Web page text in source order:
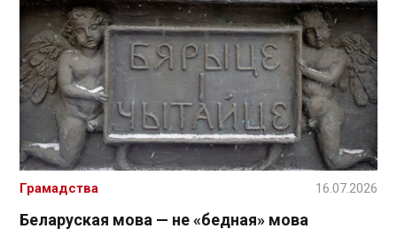
Беларуская мова — не «бедная» мова
Грамадства 16.07.2026